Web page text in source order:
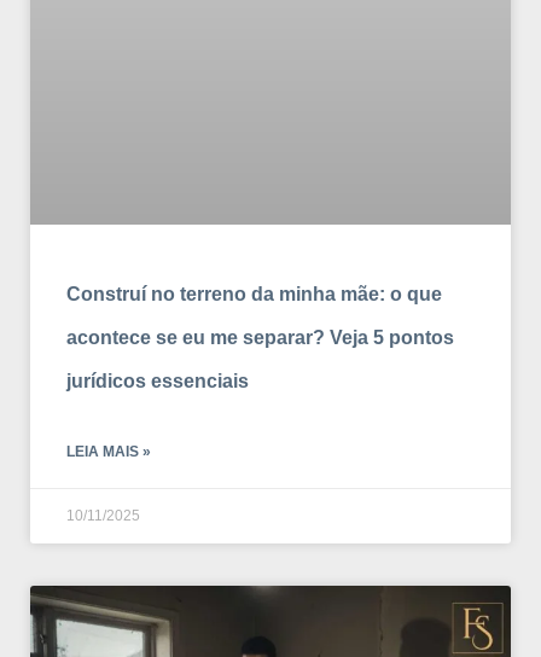
Construí no terreno da minha mãe: o que
acontece se eu me separar? Veja 5 pontos
jurídicos essenciais
LEIA MAIS »
10/11/2025